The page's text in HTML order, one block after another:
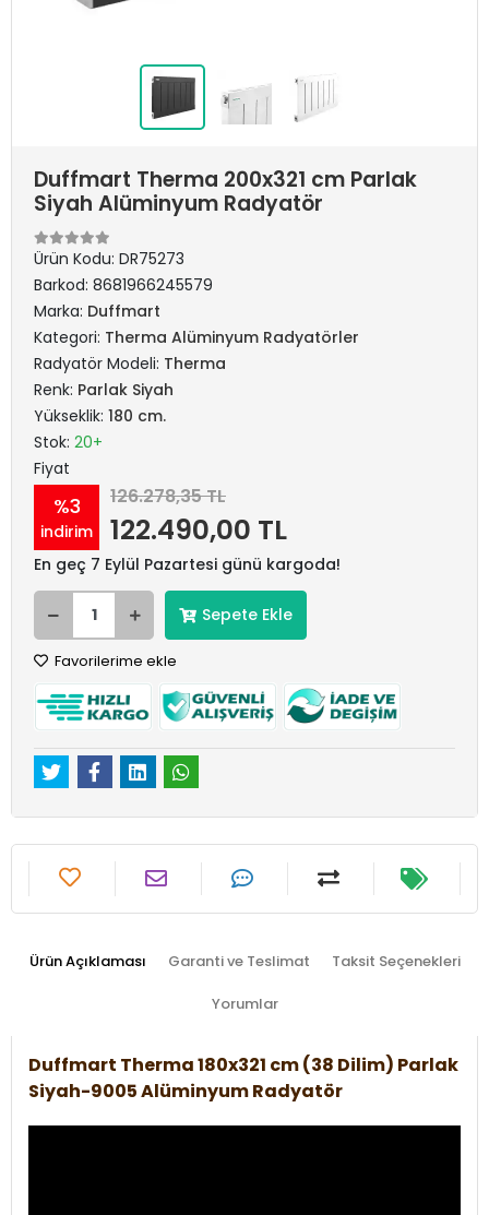
Duffmart Therma 200x321 cm Parlak
Siyah Alüminyum Radyatör
Ürün Kodu: DR75273
Barkod: 8681966245579
Marka: Duffmart
Kategori: Therma Alüminyum Radyatörler
Radyatör Modeli: Therma
Renk: Parlak Siyah
Yükseklik: 180 cm.
Stok: 20+
Fiyat
%3
indirim
126.278,35 TL
122.490,00 TL
En geç 7 Eylül Pazartesi günü kargoda!
Sepete Ekle
Favorilerime ekle
Ürün Açıklaması Garanti ve Teslimat Taksit Seçenekleri
Yorumlar
Duffmart Therma 180x321 cm (38 Dilim) Parlak
Siyah-9005 Alüminyum Radyatör